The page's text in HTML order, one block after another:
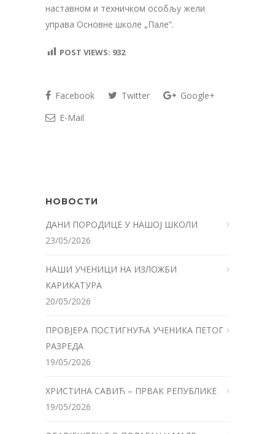
наставном и техничком особљу жели
управа Основне школе „Пале“.
POST VIEWS: 932
Facebook Twitter
Google+
E-Mail
НОВОСТИ
ДАНИ ПОРОДИЦЕ У НАШОЈ ШКОЛИ
23/05/2026
НАШИ УЧЕНИЦИ НА ИЗЛОЖБИ
КАРИКАТУРА
20/05/2026
ПРОВЈЕРА ПОСТИГНУЋА УЧЕНИКА ПЕТОГ
РАЗРЕДА
19/05/2026
ХРИСТИНА САВИЋ – ПРВАК РЕПУБЛИКЕ
19/05/2026